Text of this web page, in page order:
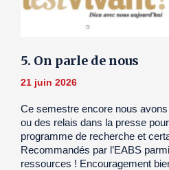
5. On parle de nous
21 juin 2026
Ce semestre encore nous
ou des relais dans la presse
programme de recherche et
Recommandés par l’EABS
ressources ! Encouragement